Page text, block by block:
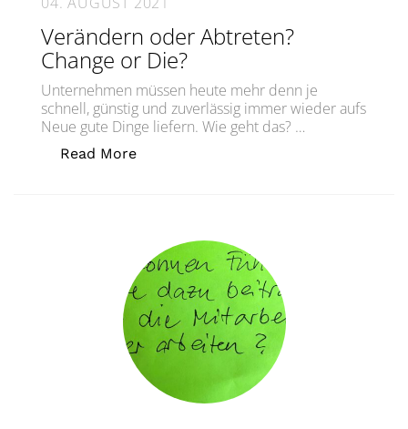
Verändern oder Abtreten?
Change or Die?
Unternehmen müssen heute mehr denn je
schnell, günstig und zuverlässig immer wieder aufs
Neue gute Dinge liefern. Wie geht das? …
Read More„Verändern oder Abtreten?Change or